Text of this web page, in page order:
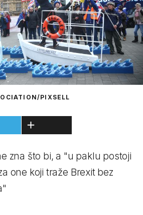
PIXSELL
zna što bi, a "u paklu postoji
one koji traže Brexit bez